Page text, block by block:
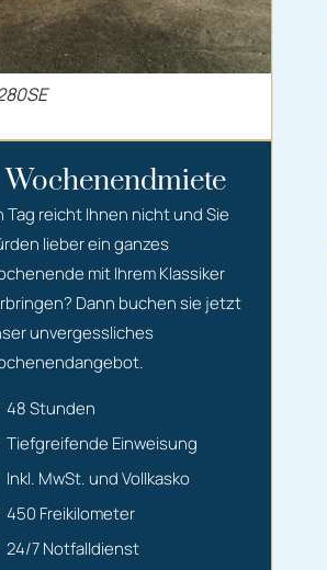
LS
Wochenendmiete
Tag reicht Ihnen nicht und Sie
lieber ein ganzes
mit Ihrem Klassiker
Dann buchen sie jetzt
unvergessliches
48 Stunden
Tiefgreifende Einweisung
Inkl. MwSt. und Vollkasko
450 Freikilometer
24/7 Notfalldienst